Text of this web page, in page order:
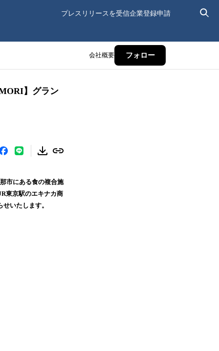
プレスリリースを受信企業登録申請
会社概要 フォロー
】グラン
市にある食の複合施
東京駅のエキナカ商
いたします。